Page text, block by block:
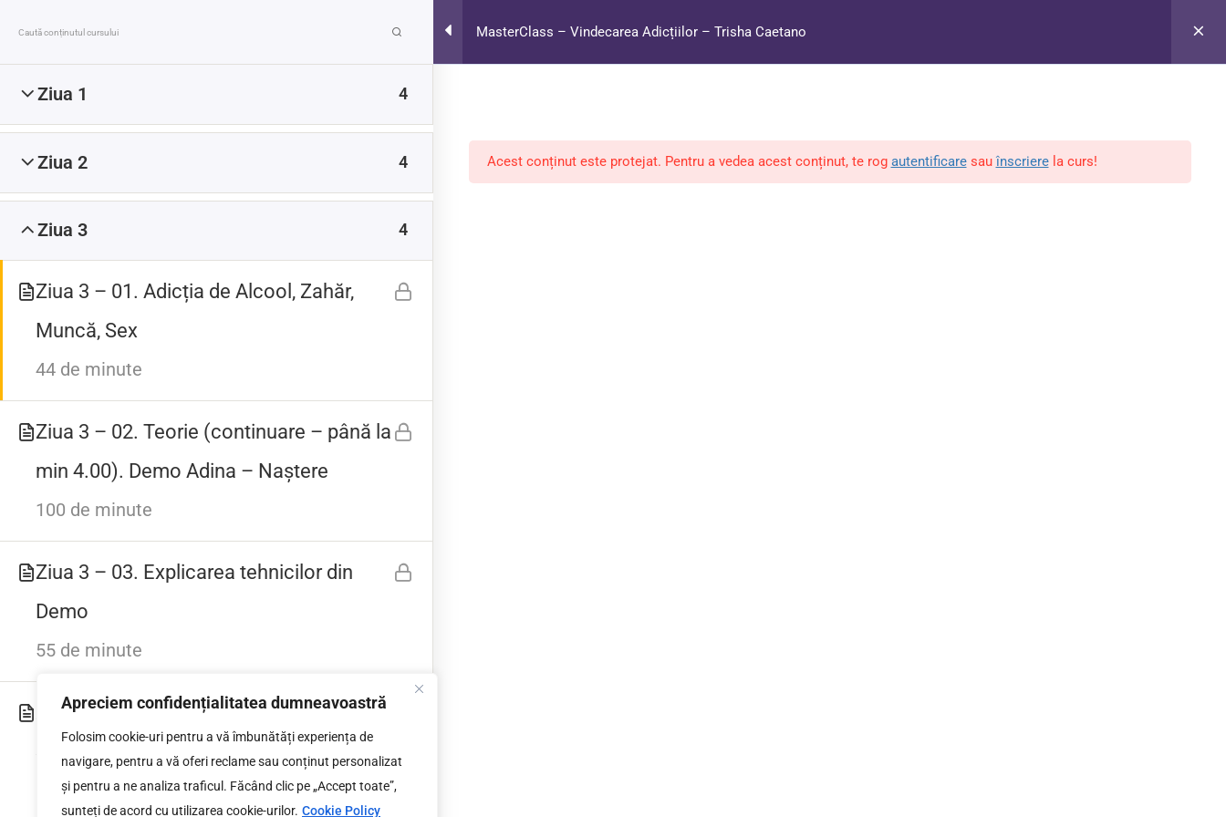
Apreciem confidențialitatea dumneavoastră
Folosim cookie-uri pentru a vă îmbunătăți experiența de
navigare, pentru a vă oferi reclame sau conținut personalizat
și pentru a ne analiza traficul. Făcând clic pe „Accept toate”,
sunteți de acord cu utilizarea cookie-urilor. Cookie Policy
Despre noi Cursuri
Prima pagină Terapie prin Regresie Victor Chirea
MasterClass – Vindecarea Adicțiilor – Trisha Caetano
Ziua 1 4
Ziua 2 4
Ziua 3 4
Ziua 3 – 01. Adicția de Alcool, Zahăr,
Muncă, Sex
44 de minute
Ziua 3 – 02. Teorie (continuare – până la
min 4.00). Demo Adina – Naștere
100 de minute
Ziua 3 – 03. Explicarea tehnicilor din
Demo
55 de minute
Ziua 3 – 04. Back-tracking.
Spiritualitatea. 2 x Călătorii ghidate
116 minute
Acest conținut este protejat. Pentru a vedea acest conținut, te rog autentificaresau înscrierela curs!
Linkuri rapide
Politica de Cookies